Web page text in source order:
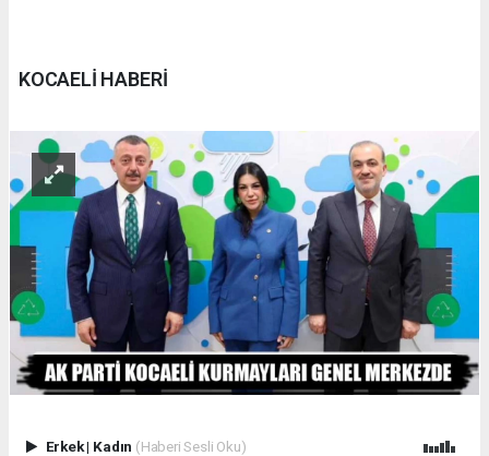
KOCAELİ HABERİ
Erkek| Kadın (Haberi Sesli Oku)